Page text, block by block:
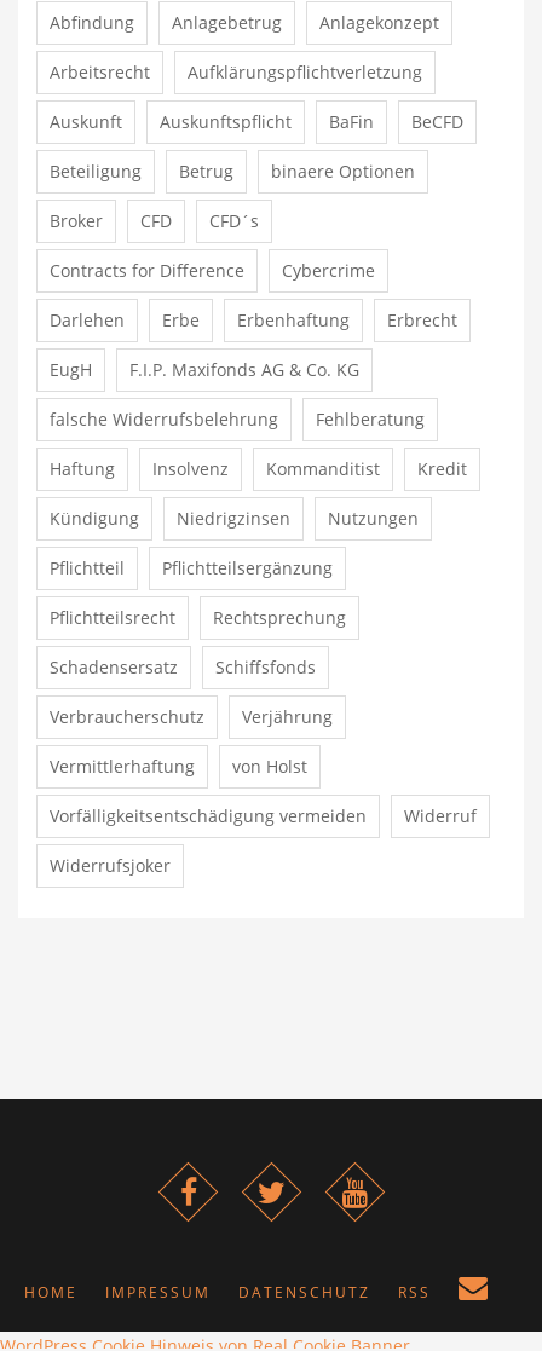
Abfindung Anlagebetrug Anlagekonzept
Arbeitsrecht Aufklärungspflichtverletzung
Auskunft Auskunftspflicht BaFin BeCFD
Beteiligung Betrug binaere Optionen
Broker CFD CFD´s
Contracts for Difference Cybercrime
Darlehen Erbe Erbenhaftung Erbrecht
EugH F.I.P. Maxifonds AG & Co. KG
falsche Widerrufsbelehrung Fehlberatung
Haftung Insolvenz Kommanditist Kredit
Kündigung Niedrigzinsen Nutzungen
Pflichtteil Pflichtteilsergänzung
Pflichtteilsrecht Rechtsprechung
Schadensersatz Schiffsfonds
Verbraucherschutz Verjährung
Vermittlerhaftung von Holst
Vorfälligkeitsentschädigung vermeiden Widerruf
Widerrufsjoker
HOME IMPRESSUM DATENSCHUTZ RSS
WordPress Cookie Hinweis von Real Cookie Banner